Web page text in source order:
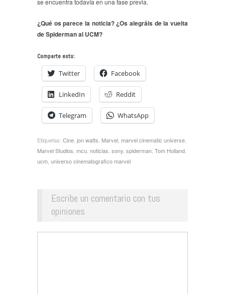
¿Qué os parece la noticia? ¿Os alegráis de la vuelta
de Spiderman al UCM?
Comparte esto:
Twitter Facebook
LinkedIn Reddit
Telegram WhatsApp
Etiquetas: Cine jon watts Marvel marvel cinematic universe
Marvel Studios mcu noticias sony spiderman Tom Holland
ucm universo cinematografico marvel
Escribe un comentario con tus
opiniones